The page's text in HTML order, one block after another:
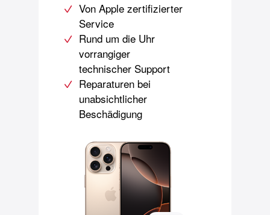
Von Apple zertifizierter
Service
Rund um die Uhr
vorrangiger
technischer Support
Reparaturen bei
unabsicht­licher
Beschädigung